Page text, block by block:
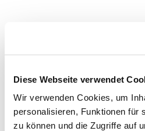
Diese Webseite verwendet
Wir verwenden Cookies, um
personalisieren, Funktionen für
zu können und die Zugriffe auf